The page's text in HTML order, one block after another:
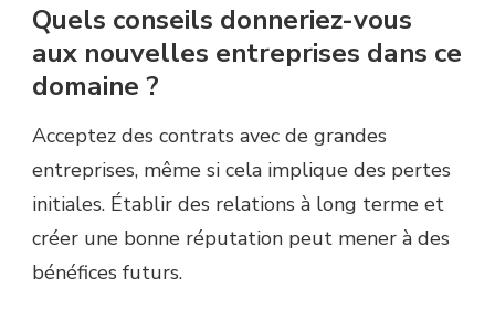
Quels conseils donneriez-vous
aux nouvelles entreprises dans ce
domaine ?
Acceptez des contrats avec de grandes
entreprises, même si cela implique des pertes
initiales. Établir des relations à long terme et
créer une bonne réputation peut mener à des
bénéfices futurs.